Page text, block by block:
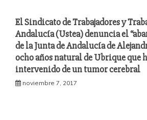
El Sindicato de Trabajadores y
Andalucía (Ustea) denuncia el
de la Junta de Andalucía de
ocho años natural de Ubrique que
intervenido de un tumor cerebral
noviembre 7, 2017